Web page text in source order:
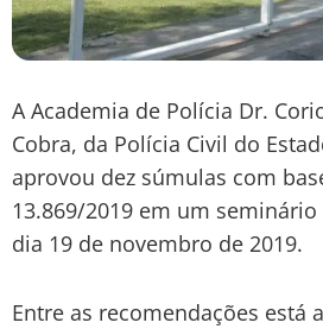
A Academia de Polícia Dr.
Cobra, da Polícia Civil do
aprovou dez súmulas com
13.869/2019 em um
dia 19 de novembro de 2019.
Entre as recomendações está